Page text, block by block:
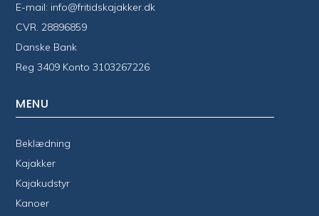
E-mail: info@fritidskajakker.dk
CVR. 28896859
Danske Bank
Reg 3409 Konto 3103267226
MENU
Beklædning
Kajakker
Kajakudstyr
Kanoer